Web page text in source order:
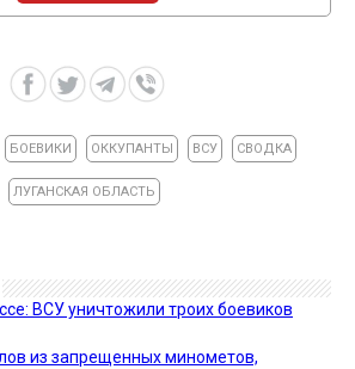
БОЕВИКИ ОККУПАНТЫ ВСУ СВОДКА
ЛУГАНСКАЯ ОБЛАСТЬ
ВСУ уничтожили троих боевиков
из запрещенных минометов,